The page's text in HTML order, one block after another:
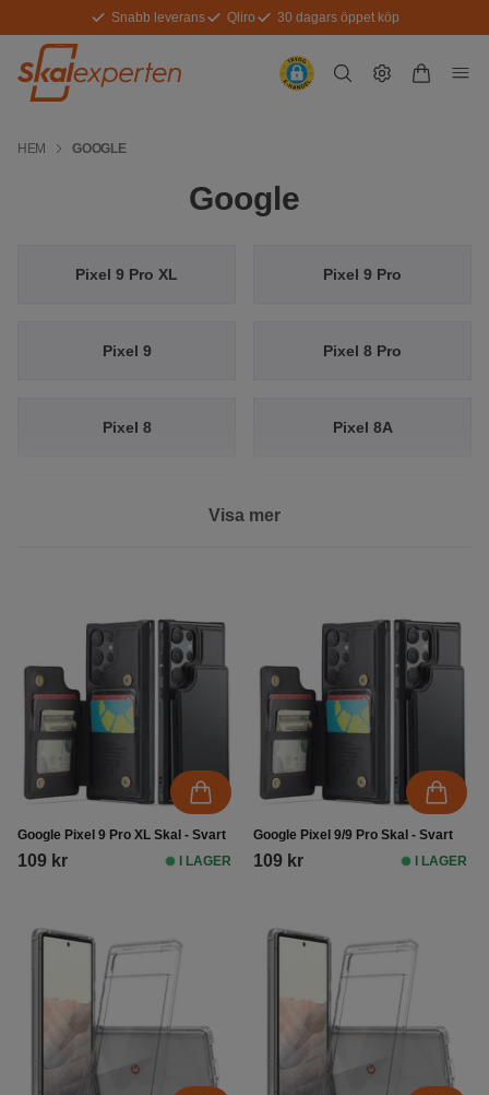
Snabb leverans Qliro 30 dagars öppet köp
HEM GOOGLE
Google
Pixel 9 Pro XL Pixel 9 Pro
Pixel 9 Pixel 8 Pro
Pixel 8 Pixel 8A
Visa mer
Google Pixel 9 Pro XL Skal - Svart
109 kr I LAGER
Google Pixel 9/9 Pro Skal - Svart
109 kr I LAGER